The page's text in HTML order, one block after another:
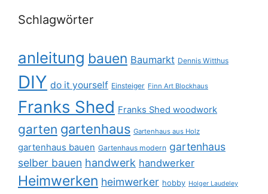
Schlagwörter
anleitung bauen Baumarkt Dennis Witthus
DIY do it yourself Einsteiger Finn Art Blockhaus
Franks Shed Franks Shed woodwork
garten gartenhaus Gartenhaus aus Holz
gartenhaus bauen Gartenhaus modern gartenhaus
selber bauen handwerk handwerker
Heimwerken heimwerker hobby Holger Laudeley